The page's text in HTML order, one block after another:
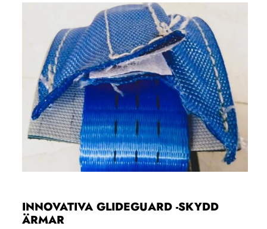
INNOVATIVA GLIDEGUARD -SKYDD
ÄRMAR